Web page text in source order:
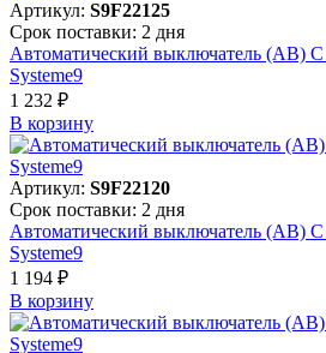
Артикул: S9F22125
Срок поставки: 2 дня
Автоматический выключатель (АВ)
Systeme9
1 232 ₽
В корзинy
Артикул: S9F22120
Срок поставки: 2 дня
Автоматический выключатель (АВ)
Systeme9
1 194 ₽
В корзинy